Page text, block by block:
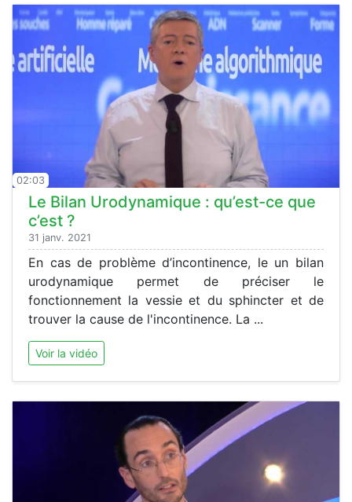
02:03
Le Bilan Urodynamique : qu’est-ce que
c’est ?
31 janv. 2021
En cas de problème d’incontinence, le un bilan
urodynamique permet de préciser le
fonctionnement la vessie et du sphincter et de
trouver la cause de l'incontinence. La ...
Voir la vidéo